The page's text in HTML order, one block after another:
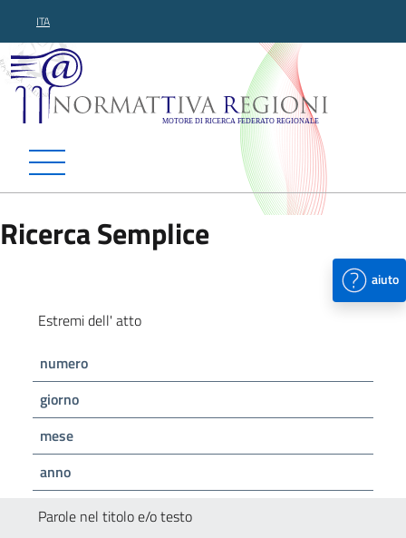
ITA
Normattiva Regioni -
Ricerca Semplice
aiuto
Estremi dell' atto
numero
giorno
mese
anno
Parole nel titolo e/o testo